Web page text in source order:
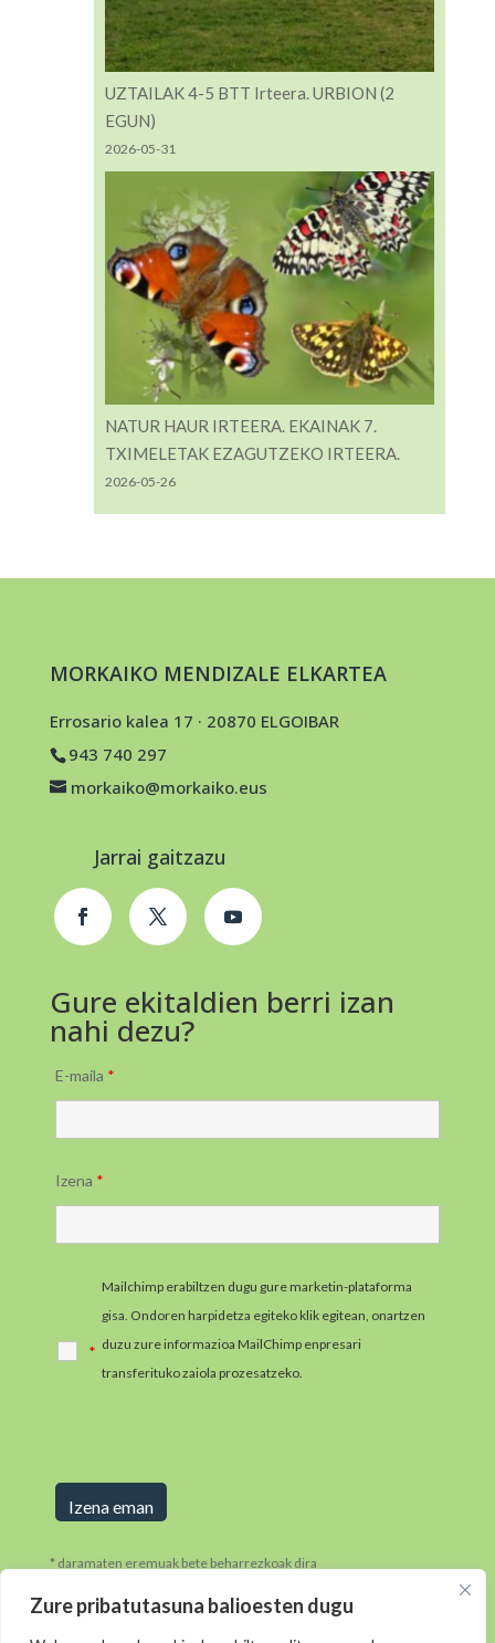
Zure pribatutasuna balioesten dugu
UZTAILAK 4-5 BTT Irteera. URBION (2
EGUN)
2026-05-31
NATUR HAUR IRTEERA. EKAINAK 7.
TXIMELETAK EZAGUTZEKO IRTEERA.
2026-05-26
MORKAIKO MENDIZALE ELKARTEA
Errosario kalea 17 · 20870 ELGOIBAR
943 740 297
morkaiko@morkaiko.eus
Jarrai gaitzazu
Gure ekitaldien berri izan
nahi dezu?
* daramaten eremuak bete beharrezkoak dira
E-maila *
Izena *
*
Mailchimp erabiltzen dugu gure marketin-plataforma
gisa. Ondoren harpidetza egiteko klik egitean, onartzen
duzu zure informazioa MailChimp enpresari
transferituko zaiola prozesatzeko.